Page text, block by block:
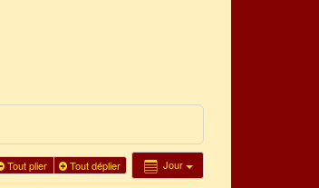
Jour
Tout plier Tout déplier